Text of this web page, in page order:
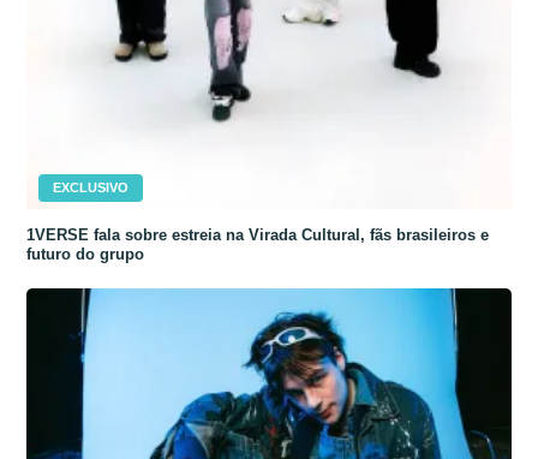
EXCLUSIVO
1VERSE fala sobre estreia na Virada Cultural, fãs brasileiros e
futuro do grupo